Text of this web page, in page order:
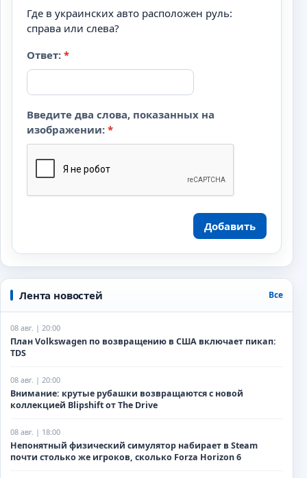
Где в украинских авто расположен руль:
справа или слева?
Ответ: *
Введите два слова, показанных на
изображении: *
Добавить
Лента новостей Все
08 авг. | 20:00
План Volkswagen по возвращению в США включает пикап:
TDS
08 авг. | 20:00
Внимание: крутые рубашки возвращаются с новой
коллекцией Blipshift от The Drive
08 авг. | 18:00
Непонятный физический симулятор набирает в Steam
почти столько же игроков, сколько Forza Horizon 6